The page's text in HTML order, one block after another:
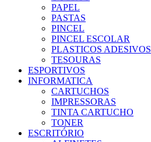
PAPEL
PASTAS
PINCEL
PINCEL ESCOLAR
PLASTICOS ADESIVOS
TESOURAS
ESPORTIVOS
INFORMATICA
CARTUCHOS
IMPRESSORAS
TINTA CARTUCHO
TONER
ESCRITÓRIO